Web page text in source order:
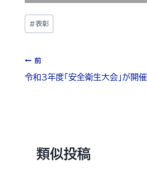
#表彰
前
令和3年度「安全衛生大会」が開
類似投稿